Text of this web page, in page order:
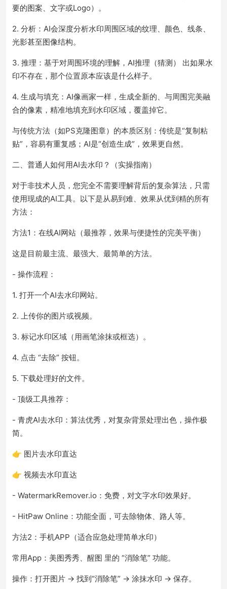
要的图案、文字或Logo）。
2. 分析：AI会深度分析水印周围区域的纹理、颜色、线条、
光影甚至图像结构。
3. 推理：基于对周围环境的理解，AI推理（猜测） 出如果水
印不存在，那个位置原本应该是什么样子。
4. 生成与填充：AI像画家一样，生成全新的、与周围完美融
合的像素，精准地填充到水印区域，覆盖掉它。
与传统方法（如PS克隆图章）的本质区别：传统是“复制粘
贴”，容易有重复感；AI是“创造生成”，效果更自然。
二、普通人如何用AI去水印？（实操指南）
对于非技术人员，您完全不需要理解背后的复杂算法，只需
使用现成的AI工具。以下是从易到难、效果从优到精的所有
方法：
方法1：在线AI网站（最推荐，效果与便捷性的完美平衡）
这是目前最主流、最强大、最简单的方法。
- 操作流程：
1. 打开一个AI去水印网站。
2. 上传你的图片或视频。
3. 标记水印区域（用画笔涂抹或框选）。
4. 点击 “去除” 按钮。
5. 下载处理好的文件。
- 顶级工具推荐：
- 青虎AI去水印：算法优秀，对复杂背景处理出色，操作极
简。
👉 图片去水印直达
👉 视频去水印直达
- WatermarkRemover.io：免费，对文字水印效果好。
- HitPaw Online：功能全面，可去除物体、路人等。
方法2：手机APP（适合应急处理简单水印）
常用App：美图秀秀、醒图 里的 “消除笔” 功能。
操作：打开图片 → 找到“消除笔” → 涂抹水印 → 保存。